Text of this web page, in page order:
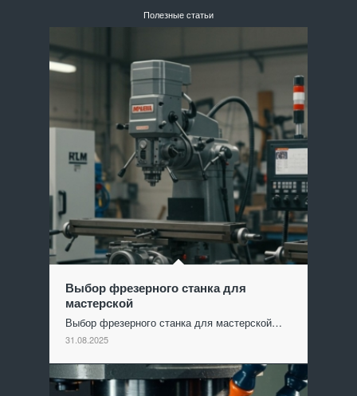
Полезные статьи
Выбор фрезерного станка для
мастерской
Выбор фрезерного станка для мастерской…
31.08.2025